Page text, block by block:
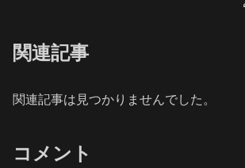
関連記事
関連記事は見つかりませんでした。
コメント